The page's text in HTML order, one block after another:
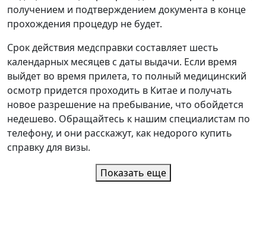
получением и подтверждением документа в конце
прохождения процедур не будет.
Срок действия медсправки составляет шесть
календарных месяцев с даты выдачи. Если время
выйдет во время прилета, то полный медицинский
осмотр придется проходить в Китае и получать
новое разрешение на пребывание, что обойдется
недешево. Обращайтесь к нашим специалистам по
телефону, и они расскажут, как недорого купить
справку для визы.
Показать еще